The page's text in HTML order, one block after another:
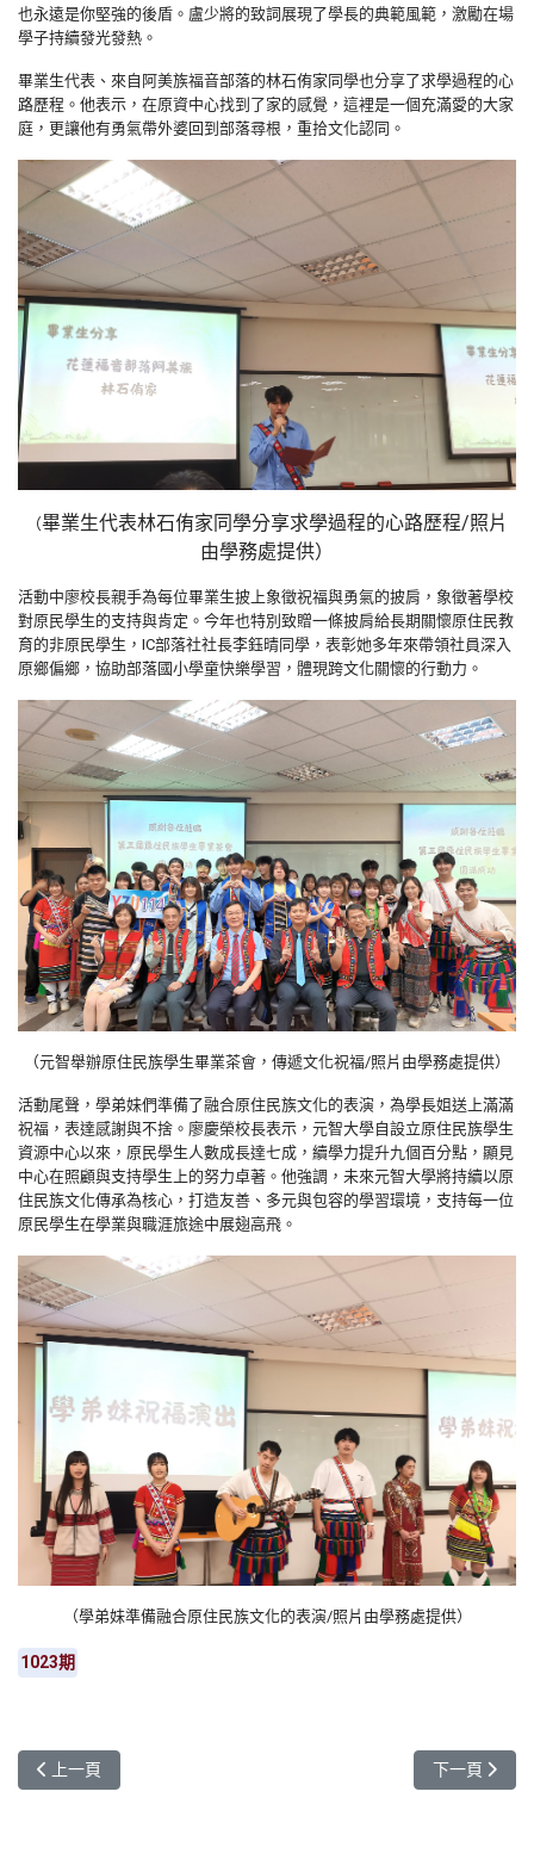
也永遠是你堅強的後盾。盧少將的致詞展現了學長的典範風範，激勵在場
學子持續發光發熱。
畢業生代表、來自阿美族福音部落的林石侑家同學也分享了求學過程的心
路歷程。他表示，在原資中心找到了家的感覺，這裡是一個充滿愛的大家
庭，更讓他有勇氣帶外婆回到部落尋根，重拾文化認同。
（畢業生代表林石侑家同學分享求學過程的心路歷程/照片
由學務處提供）
活動中廖校長親手為每位畢業生披上象徵祝福與勇氣的披肩，象徵著學校
對原民學生的支持與肯定。今年也特別致贈一條披肩給長期關懷原住民教
育的非原民學生，IC部落社社長李鈺晴同學，表彰她多年來帶領社員深入
原鄉偏鄉，協助部落國小學童快樂學習，體現跨文化關懷的行動力。
（元智舉辦原住民族學生畢業茶會，傳遞文化祝福/照片由學務處提供）
活動尾聲，學弟妹們準備了融合原住民族文化的表演，為學長姐送上滿滿
祝福，表達感謝與不捨。廖慶榮校長表示，元智大學自設立原住民族學生
資源中心以來，原民學生人數成長達七成，續學力提升九個百分點，顯見
中心在照顧與支持學生上的努力卓著。他強調，未來元智大學將持續以原
住民族文化傳承為核心，打造友善、多元與包容的學習環境，支持每一位
原民學生在學業與職涯旅途中展翅高飛。
（學弟妹準備融合原住民族文化的表演/照片由學務處提供）
1023期
上一篇文章: 原民藝術巡展走入校園 元智大學展出「汩汩之島」特展
上一頁 下一篇文章:
下一頁